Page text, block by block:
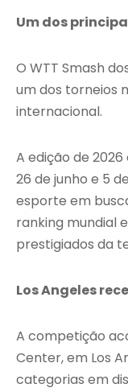
Um dos
O WTT Smash
um dos torneios
internacional.
A edição de
26 de junho e 5
esporte em
ranking mundial
prestigiados da
Los Angeles
A competição
Center, em Los
categorias em